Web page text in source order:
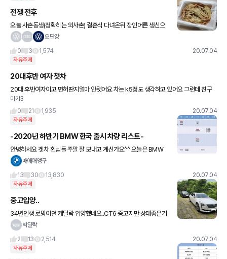
전쟁 전후
오늘 사촌동생(정확히는 외사촌) 결혼식 다녀온뒤 장인어른 생신으
로 처가에서 저녁을 먹습니다. ㅋ 전쟁전후 사진 올립니다. 전 그리고
요단강
0
3 1,574 20.07.04
자유주제
20대후반 여자 첫차
20대 후반여자이고 면허딴지얼마 안됏어요 차는 k5정도 생각하고 있어요 그런데 친구
가 2019년형 아반떼1800에뽑아서 출퇴근용으로8천키로탄거 1200에 준다고 하는데
좀더보태서 k5 신차로살지 친
미키3
0
21 1,935 20.07.04
자유주제
-2020년 하반기 BMW 한국 출시 차량 리스트-
안녕하세요 겟차 횐님들 주말 잘 보내고 계신가요^^ 오늘은 BMW
하반기 한국 출시 차량 리스트를 가지고 왔습니다. 위 출고 일정은 비
매애애앵구
13
30 13,830 20.07.04
자유주제
중고입양..
34년인생 로망이던 캐딜락 입양했네요..CT6 중고지만 상태좋은거
겟해서 기분좋습니다 ㅎ 독3사로 가고싶었지만 어지간한 급에서는
ㅎㅎ 구형
박딜락
2
13 2,514 20.07.04
자유주제